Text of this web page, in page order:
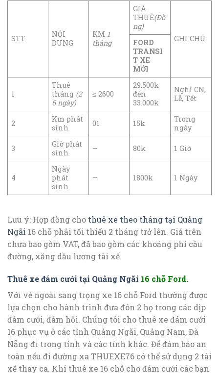
STT
NỘI
DUNG
KM 1
tháng
GIÁ
THUÊ(Đồ
ng)
GHI CHÚ
FORD
TRANSI
T XE
MỚI
1
Thuê
tháng (2
6 ngày)
≤ 2600
29.500k
đến
33.000k
Nghỉ CN,
Lễ, Tết
2
Km phát
sinh
01 15k
Trong
ngày
3
Giờ phát
sinh
— 80k 1 Giờ
4
Ngày
phát
sinh
— 1800k 1 Ngày
Lưu ý: Hợp đồng cho thuê xe theo tháng tại Quảng
Ngãi 16 chỗ phải tối thiểu 2 tháng trở lên. Giá trên
chưa bao gồm VAT, đã bao gồm các khoảng phí cầu
đường, xăng dầu lương tài xế.
Thuê xe đám cưới tại Quảng Ngãi 16 chỗ Ford.
Với vẻ ngoài sang trọng xe 16 chỗ Ford thường được
lựa chọn cho hành trình đưa đón 2 họ trong các dịp
đám cưới, đám hỏi. Chúng tôi cho thuê xe đám cưới
16 phục vụ ở các tỉnh Quảng Ngãi, Quảng Nam, Đà
Nẵng đi trong tỉnh và các tỉnh khác. Để đảm bảo an
toàn nếu đi đường xa THUEXE76 có thể sử dụng 2 tài
xế thay ca. Khi thuê xe 16 chỗ cho đám cưới các bạn